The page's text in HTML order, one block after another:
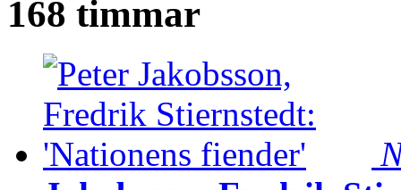
168 timmar